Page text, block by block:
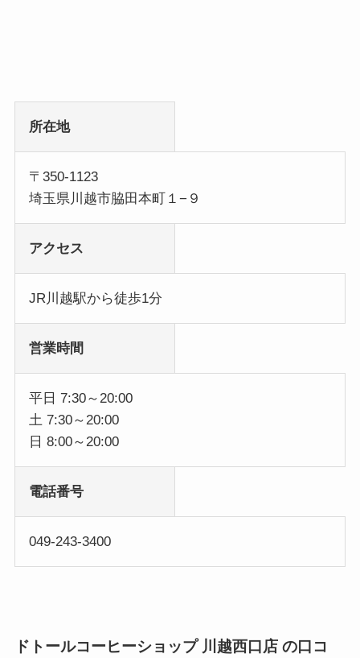
所在地
〒350-1123
埼玉県川越市脇田本町１−９
アクセス
JR川越駅から徒歩1分
営業時間
平日 7:30～20:00
土 7:30～20:00
日 8:00～20:00
電話番号
049-243-3400
ドトールコーヒーショップ 川越西口店 の口コ